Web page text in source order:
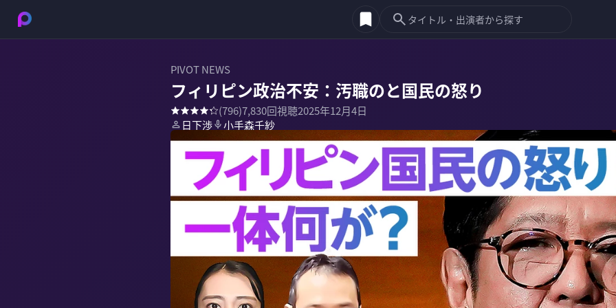
PIVOT NEWS
フィリピン政治不安：汚職のと国民の怒り
(796)7,830回視聴2025年12月4日
日下渉
小手森千紗